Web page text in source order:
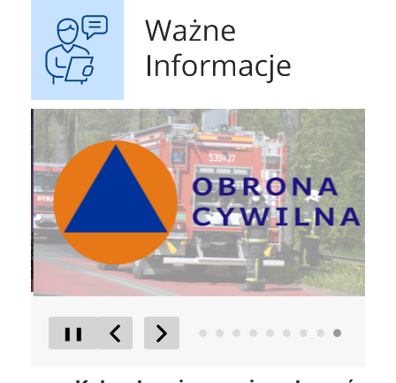
❚❚
Obrona Cywilna
Poprzedni Element
Następny Element